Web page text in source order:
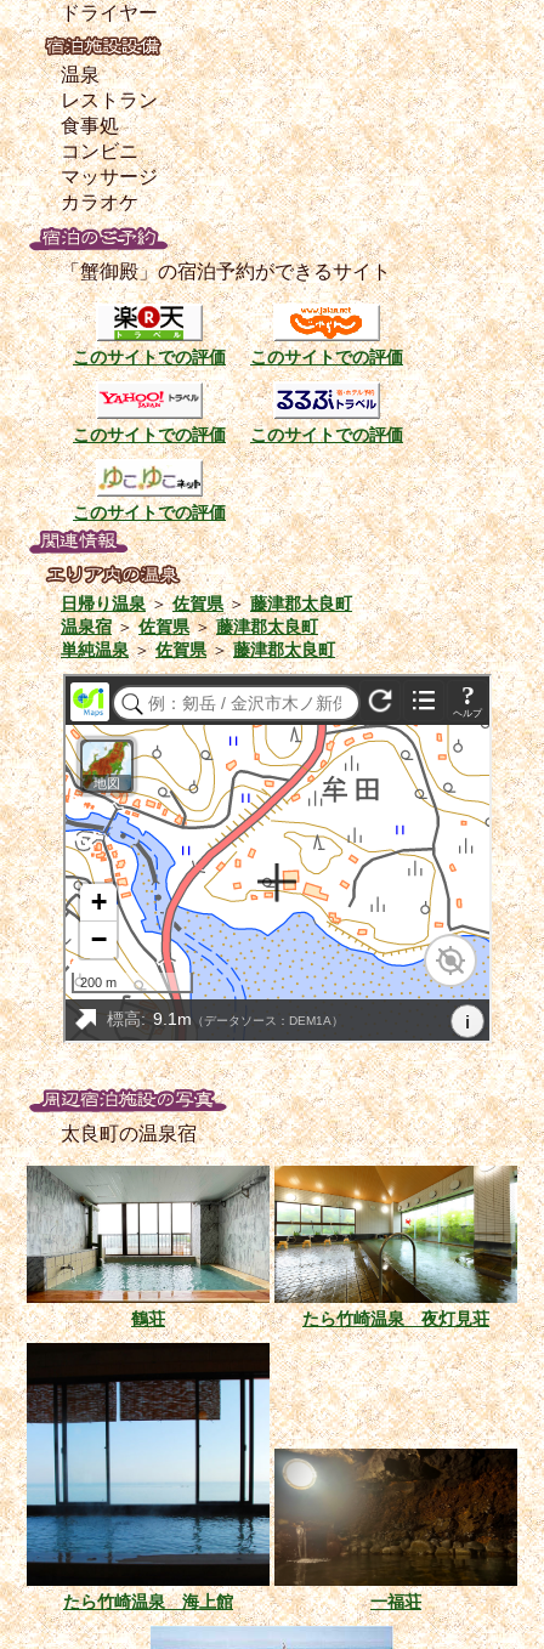
ドライヤー
温泉
レストラン
食事処
コンビニ
マッサージ
カラオケ
「蟹御殿」の宿泊予約ができるサイト
このサイトでの評価 このサイトでの評価
このサイトでの評価 このサイトでの評価
このサイトでの評価
日帰り温泉＞佐賀県＞藤津郡太良町
温泉宿＞佐賀県＞藤津郡太良町
単純温泉＞佐賀県＞藤津郡太良町
太良町の温泉宿
鶴荘 たら竹崎温泉 夜灯見荘
たら竹崎温泉 海上館 一福荘